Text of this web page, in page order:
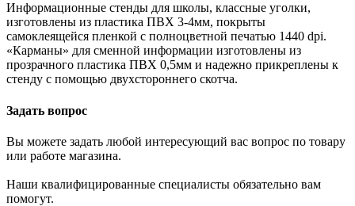
Информационные стенды для школы, классные уголки,
изготовлены из пластика ПВХ 3-4мм, покрыты
самоклеящейся пленкой с полноцветной печатью 1440 dpi.
«Карманы» для сменной информации изготовлены из
прозрачного пластика ПВХ 0,5мм и надежно прикреплены к
стенду с помощью двухстороннего скотча.
Задать вопрос
Вы можете задать любой интересующий вас вопрос по товару
или работе магазина.
Наши квалифицированные специалисты обязательно вам
помогут.